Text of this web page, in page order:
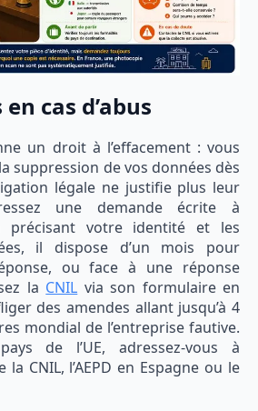
cas d’abus
un droit à l’effacement : vous
suppression de vos données dès
légale ne justifie plus leur
une demande écrite à
précisant votre identité et les
il dispose d’un mois pour
ou face à une réponse
la CNIL via son formulaire en
des amendes allant jusqu’à 4
mondial de l’entreprise fautive.
de l’UE, adressez-vous à
la CNIL, l’AEPD en Espagne ou le